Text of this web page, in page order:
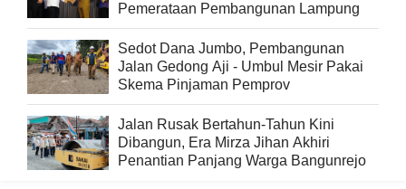
Pemerataan Pembangunan Lampung
Sedot Dana Jumbo, Pembangunan
Jalan Gedong Aji - Umbul Mesir Pakai
Skema Pinjaman Pemprov
Jalan Rusak Bertahun-Tahun Kini
Dibangun, Era Mirza Jihan Akhiri
Penantian Panjang Warga Bangunrejo